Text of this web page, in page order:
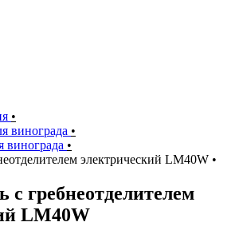
•
винограда •
винограда •
электрический LM40W •
с гребнеотделителем
LM40W